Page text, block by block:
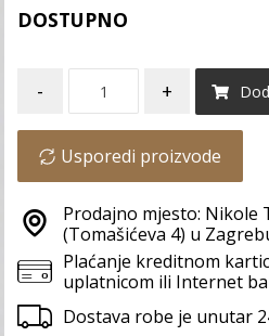
DOSTUPNO
- +
Usporedi proizvode
Prodajno mjesto: Nikole
(Tomašićeva 4) u
Plaćanje kreditnom
uplatnicom ili Internet
Dostava robe je unutar